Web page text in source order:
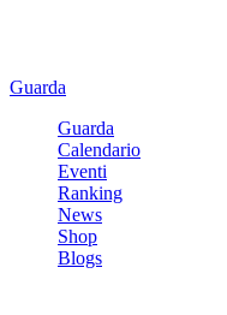
Guarda
Guarda
Calendario
Eventi
Ranking
News
Shop
Blogs